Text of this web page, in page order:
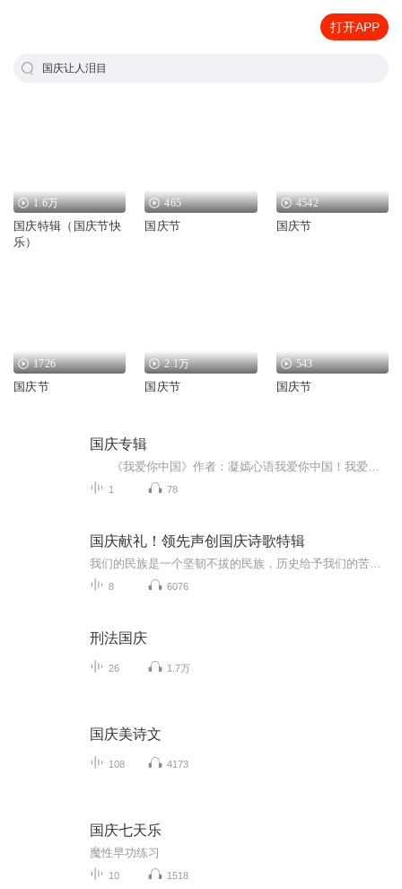
打开APP
国庆让人泪目
1.6万
国庆特辑（国庆节快
乐）
465
国庆节
4542
国庆节
1726
国庆节
2.1万
国庆节
543
国庆节
国庆专辑
1 78
国庆献礼！领先声创国庆诗歌特辑
8 6076
刑法国庆
26 1.7万
国庆美诗文
108 4173
国庆七天乐
魔性早功练习
10 1518